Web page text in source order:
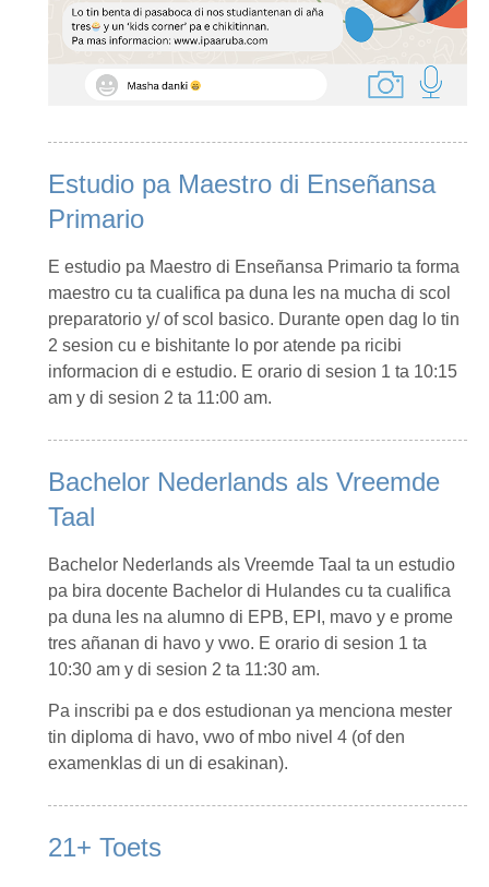
Estudio pa Maestro di Enseñansa
Primario
E estudio pa Maestro di Enseñansa Primario ta forma
maestro cu ta cualifica pa duna les na mucha di scol
preparatorio y/ of scol basico. Durante open dag lo tin
2 sesion cu e bishitante lo por atende pa ricibi
informacion di e estudio. E orario di sesion 1 ta 10:15
am y di sesion 2 ta 11:00 am.
Bachelor Nederlands als Vreemde
Taal
Bachelor Nederlands als Vreemde Taal ta un estudio
pa bira docente Bachelor di Hulandes cu ta cualifica
pa duna les na alumno di EPB, EPI, mavo y e prome
tres añanan di havo y vwo. E orario di sesion 1 ta
10:30 am y di sesion 2 ta 11:30 am.
Pa inscribi pa e dos estudionan ya menciona mester
tin diploma di havo, vwo of mbo nivel 4 (of den
examenklas di un di esakinan).
21+ Toets